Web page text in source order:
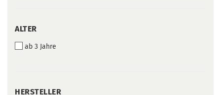
ALTER
ALTER
ab 3 Jahre
HERSTELLER
HERSTELLER